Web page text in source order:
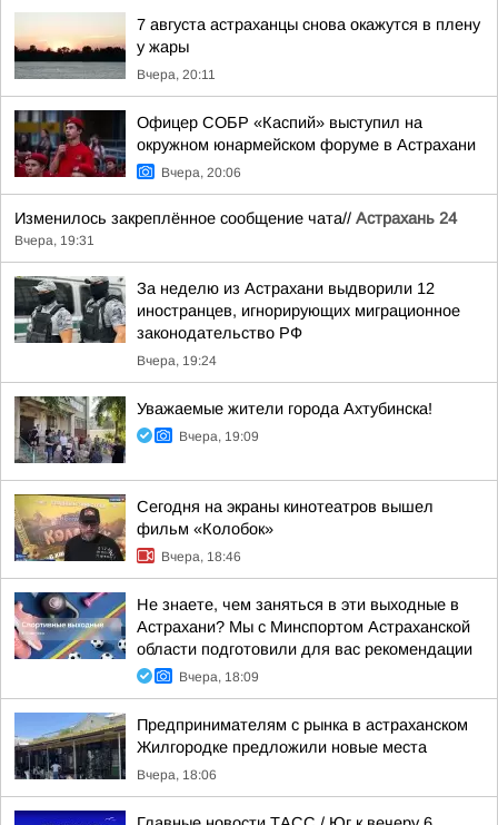
7 августа астраханцы снова окажутся в плену
у жары
Вчера, 20:11
Офицер СОБР «Каспий» выступил на
окружном юнармейском форуме в Астрахани
Вчера, 20:06
Изменилось закреплённое сообщение чата// Астрахань 24
Вчера, 19:31
За неделю из Астрахани выдворили 12
иностранцев, игнорирующих миграционное
законодательство РФ
Вчера, 19:24
Уважаемые жители города Ахтубинска!
Вчера, 19:09
Сегодня на экраны кинотеатров вышел
фильм «Колобок»
Вчера, 18:46
Не знаете, чем заняться в эти выходные в
Астрахани? Мы с Минспортом Астраханской
области подготовили для вас рекомендации
Вчера, 18:09
Предпринимателям с рынка в астраханском
Жилгородке предложили новые места
Вчера, 18:06